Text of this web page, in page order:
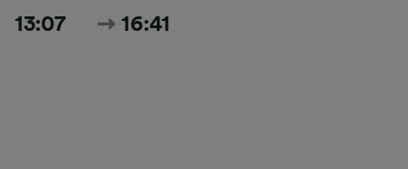
13:07 16:41